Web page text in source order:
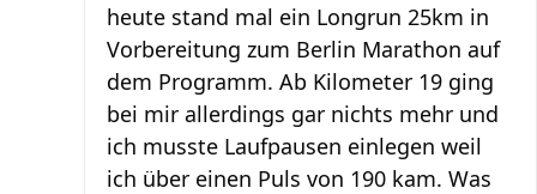
heute stand mal ein Longrun 25km in
Vorbereitung zum Berlin Marathon auf
dem Programm. Ab Kilometer 19 ging
bei mir allerdings gar nichts mehr und
ich musste Laufpausen einlegen weil
ich über einen Puls von 190 kam. Was